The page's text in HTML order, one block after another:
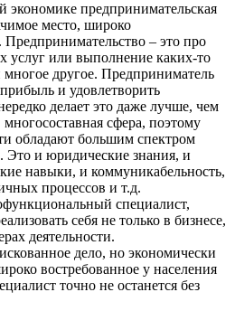
экономике предпринимательская
место, широко
Предпринимательство – это про
услуг или выполнение каких-то
многое другое. Предприниматель
и удовлетворить
делает это даже лучше, чем
сфера, поэтому
обладают большим спектром
и юридические знания, и
навыки, и коммуникабельность,
процессов и т.д.
специалист,
себя не только в бизнесе,
деятельности.
дело, но экономически
востребованное у населения
точно не останется без